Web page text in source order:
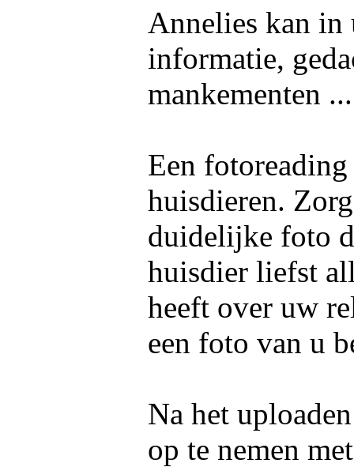
Annelies kan in
informatie,
mankementen
Een
huisdieren.
duidelijke foto
huisdier liefst
heeft over uw
een foto van u
Na het
op te nemen